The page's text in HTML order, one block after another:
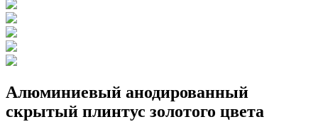
Алюминиевый анодированный
скрытый плинтус золотого цвета